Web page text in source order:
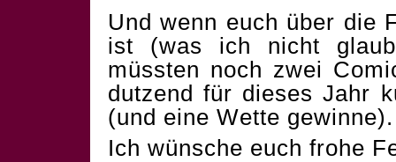
Und wenn euch über die
ist (was ich nicht
müssten noch zwei
dutzend für dieses Jahr
(und eine Wette
Ich wünsche euch frohe